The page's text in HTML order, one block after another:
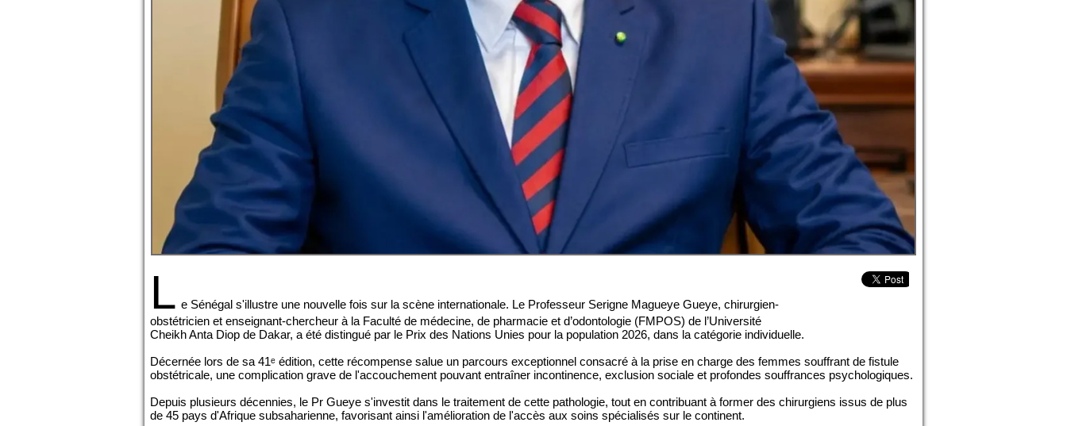
L e Sénégal s'illustre une nouvelle fois sur la scène internationale. Le Professeur Serigne Magueye Gueye, chirurgien-
obstétricien et enseignant-chercheur à la Faculté de médecine, de pharmacie et d’odontologie (FMPOS) de l’Université
Cheikh Anta Diop de Dakar, a été distingué par le Prix des Nations Unies pour la population 2026, dans la catégorie individuelle.
Décernée lors de sa 41ᵉ édition, cette récompense salue un parcours exceptionnel consacré à la prise en charge des femmes souffrant de fistule
obstétricale, une complication grave de l'accouchement pouvant entraîner incontinence, exclusion sociale et profondes souffrances psychologiques.
Depuis plusieurs décennies, le Pr Gueye s'investit dans le traitement de cette pathologie, tout en contribuant à former des chirurgiens issus de plus
de 45 pays d'Afrique subsaharienne, favorisant ainsi l'amélioration de l'accès aux soins spécialisés sur le continent.